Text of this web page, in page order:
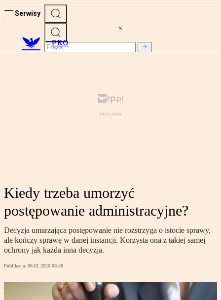
Serwisy
PRO
Kiedy trzeba umorzyć
postępowanie administracyjne?
Decyzja umarzająca postępowanie nie rozstrzyga o istocie sprawy,
ale kończy sprawę w danej instancji. Korzysta ona z takiej samej
ochrony jak każda inna decyzja.
Publikacja: 06.01.2020 08:48